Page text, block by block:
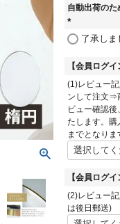
須
自動出荷のた
(
須
了承しま
【会員ログ
(1)レビュー
ンして注文⇒
ビュー確認
たします。購
までとなりま
【会員ログ
(2)レビュー
は後日郵送)